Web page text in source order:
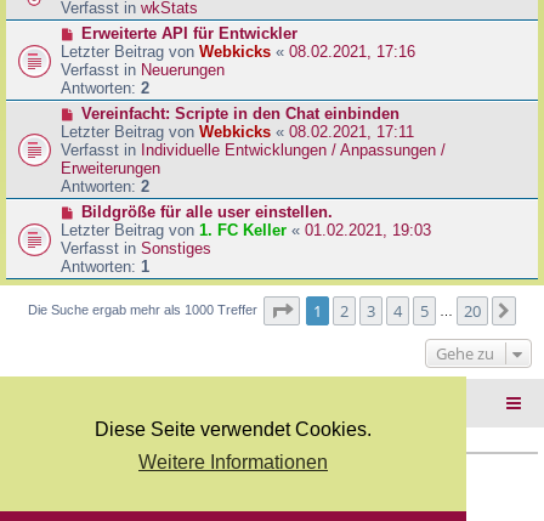
Diese Seite verwendet Cookies.
Weitere Informationen
g
i
r
a
g
u
e
r
B
e
i
r
a
g
Verfasst in wkStats
N
e
u
e
r
B
e
i
t
r
a
g
Erweiterte API für Entwickler
Letzter Beitrag von Webkicks « 08.02.2021, 17:16
Verfasst in Neuerungen
Antworten: 2
N
e
u
e
r
B
e
i
t
r
g
Vereinfacht: Scripte in den Chat einbinden
Letzter Beitrag von Webkicks « 08.02.2021, 17:11
Verfasst in Individuelle Entwicklungen / Anpassungen /
Erweiterungen
Antworten: 2
N
e
u
e
r
B
e
r
Bildgröße für alle user einstellen.
Letzter Beitrag von 1. FC Keller « 01.02.2021, 19:03
Verfasst in Sonstiges
Antworten: 1
Die Suche ergab mehr als 1000 Treffer Seite von
1 2 3 4 5 20
Gehe zu
Deutsche Übersetzung durchphpBB.de